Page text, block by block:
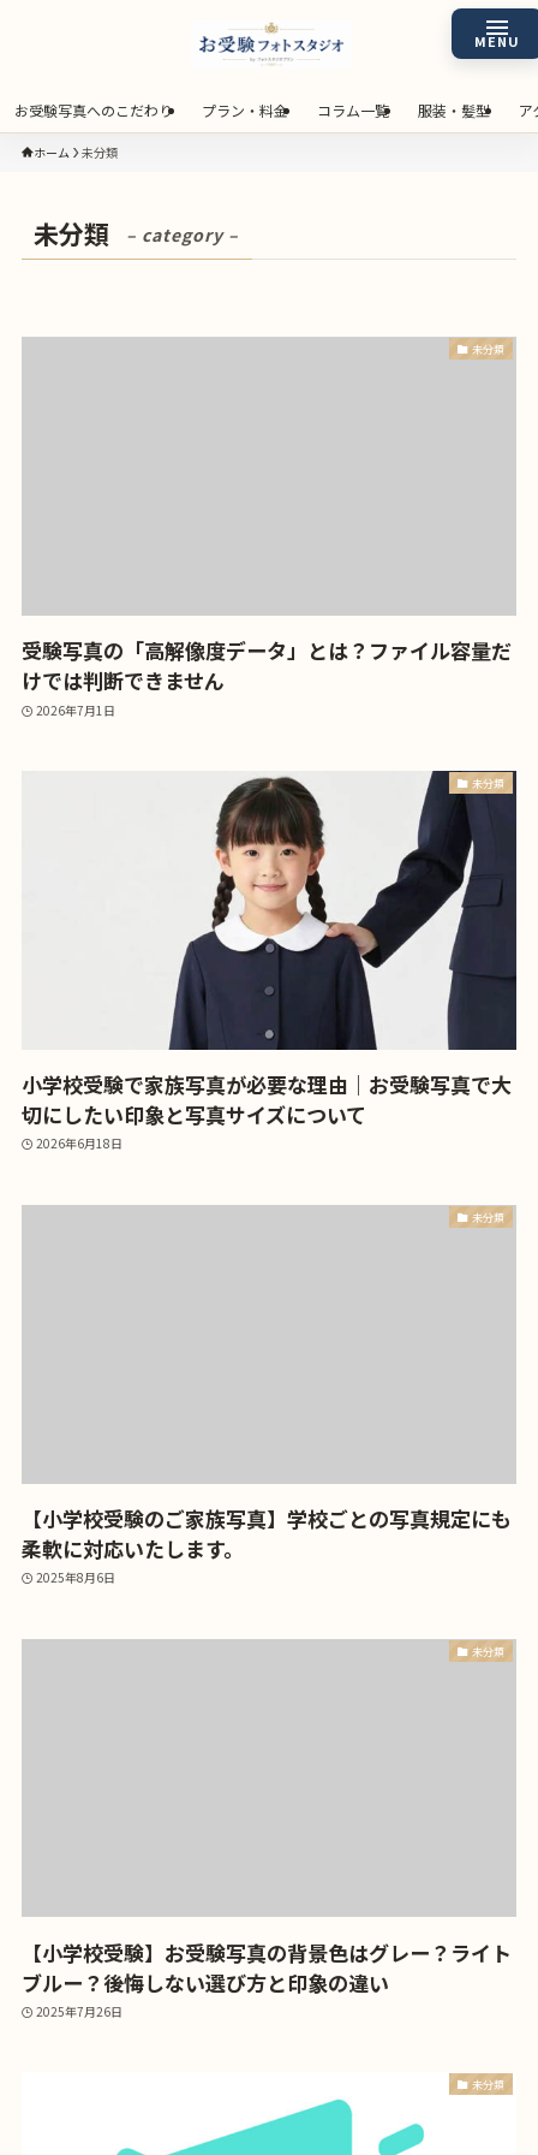
お受験写真へのこだわり プラン・料金 コラム一覧 服装・髪型 ア
ホーム 未分類
未分類 – category –
未分類
受験写真の「高解像度データ」とは？ファイル容量だ
けでは判断できません
2026年7月1日
未分類
小学校受験で家族写真が必要な理由｜お受験写真で大
切にしたい印象と写真サイズについて
2026年6月18日
未分類
【小学校受験のご家族写真】学校ごとの写真規定にも
柔軟に対応いたします。
2025年8月6日
未分類
【小学校受験】お受験写真の背景色はグレー？ライト
ブルー？後悔しない選び方と印象の違い
2025年7月26日
未分類